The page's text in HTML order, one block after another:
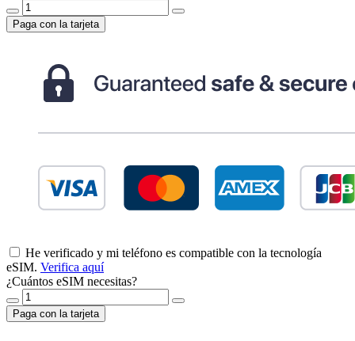
Paga con la tarjeta
He verificado y mi teléfono es compatible con la tecnología
eSIM. Verifica aquí
¿Cuántos eSIM necesitas?
Paga con la tarjeta